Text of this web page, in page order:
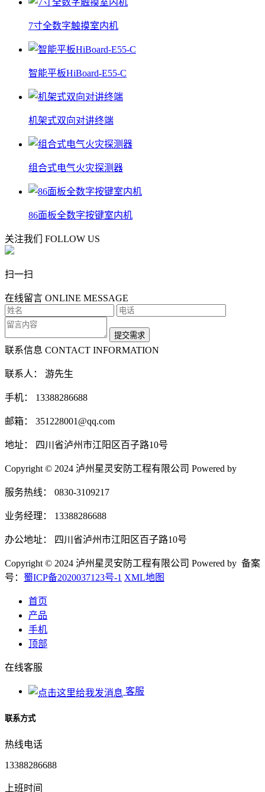
7寸全数字触摸室内机
智能平板HiBoard-E55-C
机架式双向对讲终端
组合式电气火灾探测器
86面板全数字按键室内机
关注我们 FOLLOW US
扫一扫
在线留言 ONLINE MESSAGE
联系信息 CONTACT INFORMATION
联系人： 游先生
手机： 13388286688
邮箱： 351228001@qq.com
地址： 四川省泸州市江阳区百子路10号
Copyright © 2024 泸州星灵安防工程有限公司 Powered by
服务热线： 0830-3109217
业务经理： 13388286688
办公地址： 四川省泸州市江阳区百子路10号
Copyright © 2024 泸州星灵安防工程有限公司 Powered by 备案
号： 蜀ICP备2020037123号-1 XML地图
首页
产品
手机
顶部
在线客服
客服
联系方式
热线电话
13388286688
上班时间